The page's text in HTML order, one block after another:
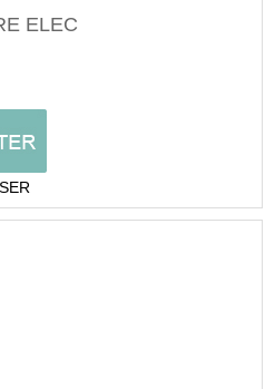
ELEC